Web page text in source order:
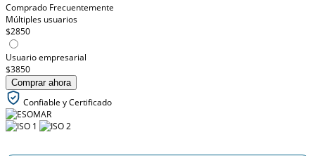
Comprado Frecuentemente
Múltiples usuarios
$2850
Usuario empresarial
$3850
Comprar ahora
Confiable y Certificado